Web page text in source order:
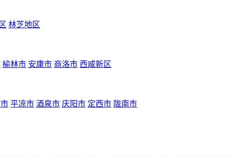
林芝地区
榆林市 安康市 商洛市 西咸新区
平凉市 酒泉市 庆阳市 定西市 陇南市